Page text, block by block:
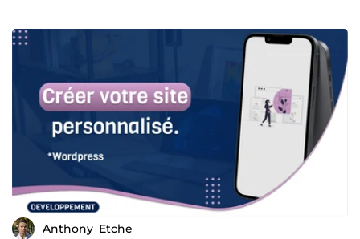
Anthony_Etche